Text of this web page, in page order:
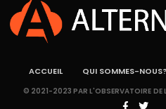
ACCUEIL QUI SOMMES-NOUS?
© 2021-2023 PAR L'OBSERVATOIRE DE